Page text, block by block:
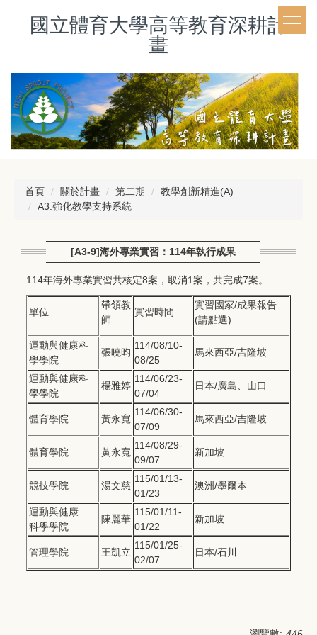
區
國立體育大學高等教育深耕計
畫
首頁 關於計畫 第二期
教學創新精進(A)
A3.強化教學支持系統
[A3-9]海外專業實習：114年執行成果
114年海外專業實習共核定8案，取消1案，共完成7案。
單位
帶領教
師
實習時間
實習國家/成果報告
(請點選)
運動與健康科
學學院
張曉昀
114/08/10-
08/25
馬來西亞/吉隆坡
運動與健康科
學學院
楊雅婷
114/06/23-
07/04
日本/廣島、山口
體育學院 黃永寬
114/06/30-
07/09
馬來西亞/吉隆坡
體育學院 黃永寬
114/08/29-
09/07
新加坡
競技學院 湯文慈
115/01/13-
01/23
澳洲/墨爾本
運動與健康
科學學院
陳麗華
115/01/11-
01/22
新加坡
管理學院 王凱立
115/01/25-
02/07
日本/石川